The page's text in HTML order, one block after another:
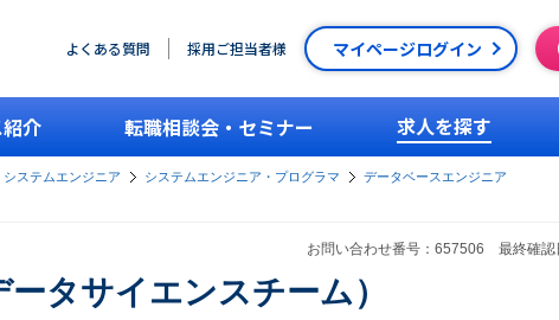
よくある質問 採用ご担当者様 マイページログイン
介 転職相談会・セミナー 求人を探す
ステムエンジニア システムエンジニア・プログラマ
データベースエンジニア
お問い合わせ番号：657506 最終確認
タサイエンスチーム）